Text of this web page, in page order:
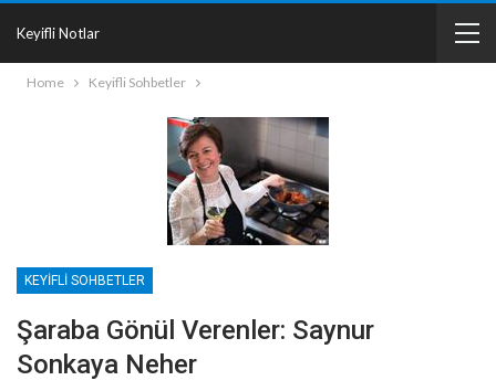
Keyifli Notlar
Home Keyifli Sohbetler
KEYIFLI SOHBETLER
Şaraba Gönül Verenler: Saynur
Sonkaya Neher